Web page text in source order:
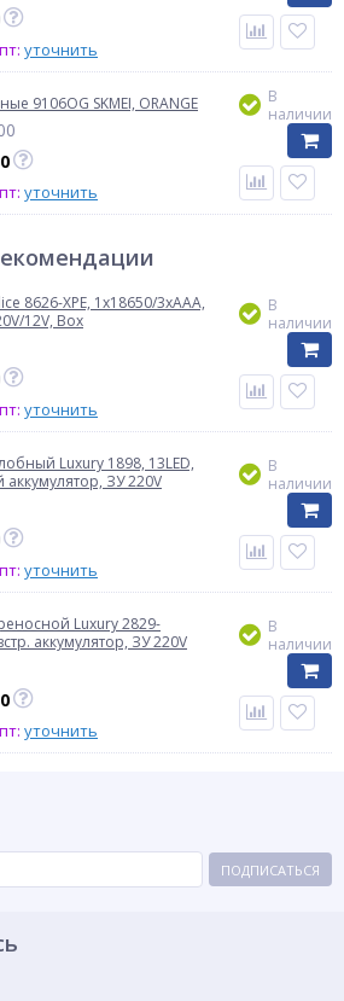
уточнить
9106OG SKMEI, ORANGE
уточнить
В
наличии
8626-XPE, 1х18650/3xAAA,
12V, Box
уточнить
В
наличии
Luxury 1898, 13LED,
аккумулятор, ЗУ 220V
уточнить
В
наличии
Luxury 2829-
аккумулятор, ЗУ 220V
уточнить
В
наличии
ПОДПИСАТЬСЯ